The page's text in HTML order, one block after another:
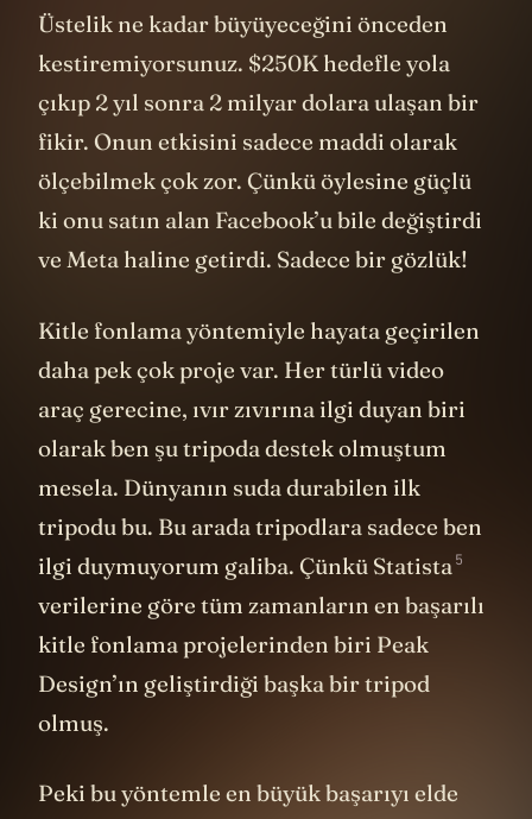
Üstelik ne kadar büyüyeceğini önceden
kestiremiyorsunuz. $250K hedefle yola
çıkıp 2 yıl sonra 2 milyar dolara ulaşan bir
fikir. Onun etkisini sadece maddi olarak
ölçebilmek çok zor. Çünkü öylesine güçlü
ki onu satın alan Facebook’u bile değiştirdi
ve Meta haline getirdi. Sadece bir gözlük!
Kitle fonlama yöntemiyle hayata geçirilen
daha pek çok proje var. Her türlü video
araç gerecine, ıvır zıvırına ilgi duyan biri
olarak ben şu tripoda destek olmuştum
mesela. Dünyanın suda durabilen ilk
tripodu bu. Bu arada tripodlara sadece ben
ilgi duymuyorum galiba. Çünkü Statista 5
verilerine göre tüm zamanların en başarılı
kitle fonlama projelerinden biri Peak
Design’ın geliştirdiği başka bir tripod
olmuş.
Peki bu yöntemle en büyük başarıyı elde